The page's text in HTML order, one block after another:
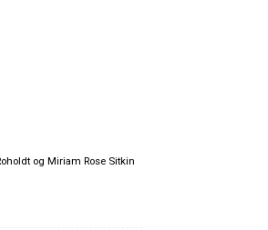
og Miriam Rose Sitkin